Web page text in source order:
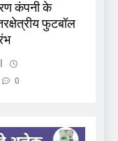
कंपनी के
फुटबॉल
0